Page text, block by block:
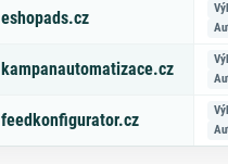
eshopads.cz
kampanautomatizace.cz
feedkonfigurator.cz